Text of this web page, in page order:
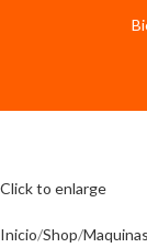
Click to enlarge
Inicio Shop